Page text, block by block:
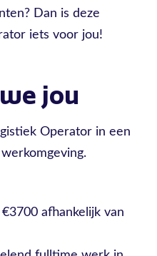
Dan is deze
iets voor jou!
jou
Operator in een
afhankelijk van